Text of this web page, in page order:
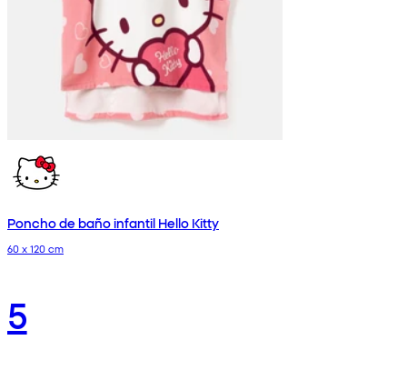
Poncho de baño infantil Hello Kitty
60 x 120 cm
5